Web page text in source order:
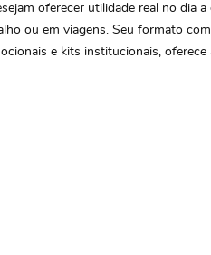
oferecer utilidade real no dia
ou em viagens. Seu formato
e kits institucionais,